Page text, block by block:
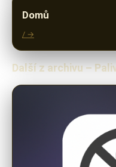
Domů
/ →
Další z archivu –